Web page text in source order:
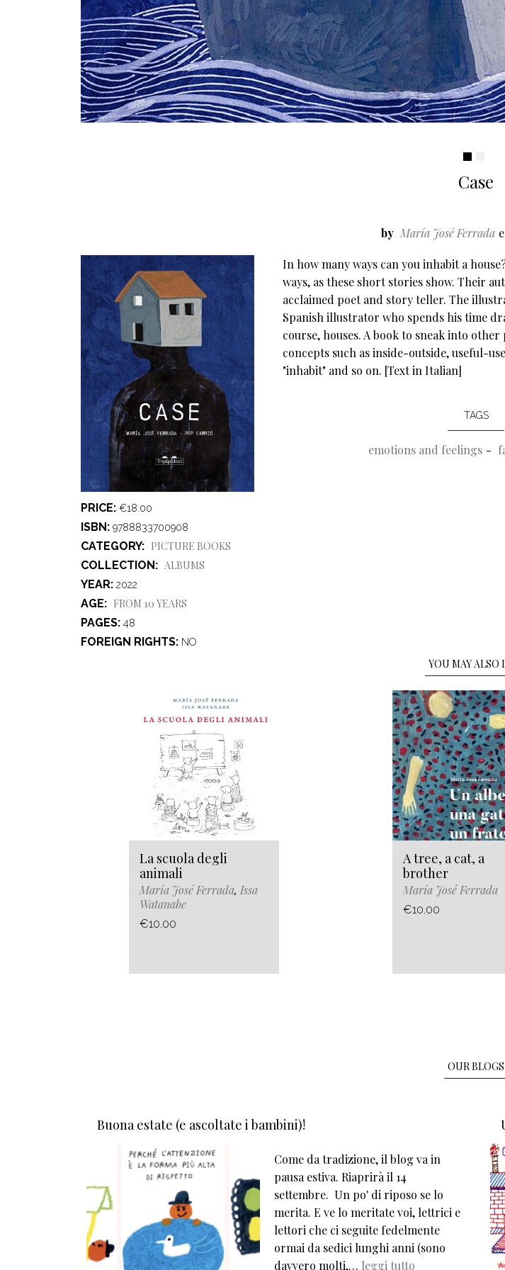
Case
by María José Ferrada
PRICE €18.00
ISBN 9788833700908
CATEGORY
PICTURE BOOKS
COLLECTION
ALBUMS
YEAR 2022
AGE
FROM 10 YEARS
PAGES 48
FOREIGN RIGHTS NO
In how many ways can you inhabit a
ways, as these short stories show. Their
acclaimed poet and story teller. The
Spanish illustrator who spends his time
course, houses. A book to sneak into
concepts such as inside-outside, useful-
"inhabit" and so on. [Text in Italian]
TAGS
emotions and feelings
YOU MAY ALSO
La scuola degli
animali
María José Ferrada, Issa
Watanabe
€10.00
A tree, a cat, a
brother
María José Ferrada
€10.00
OUR BLOGS
Buona estate (e ascoltate i bambini)!
Come da tradizione, il blog va in
pausa estiva. Riaprirà il 14
settembre. Un po' di riposo se lo
merita. E ve lo meritate voi, lettrici e
lettori che ci seguite fedelmente
ormai da sedici lunghi anni (sono
davvero molti,… leggi tutto